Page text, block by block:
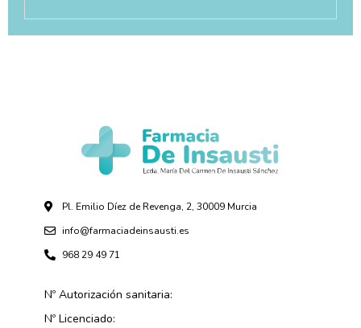
Pl. Emilio Díez de Revenga, 2, 30009 Murcia
info@farmaciadeinsausti.es
968 29 49 71
Nº Autorización sanitaria:
Nº Licenciado: